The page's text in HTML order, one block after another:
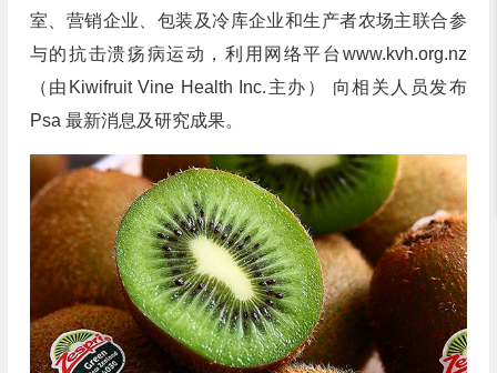
室、营销企业、包装及冷库企业和生产者农场主联合参
与的抗击溃疡病运动，利用网络平台www.kvh.org.nz
（由Kiwifruit Vine Health Inc.主办） 向相关人员发布
Psa 最新消息及研究成果。